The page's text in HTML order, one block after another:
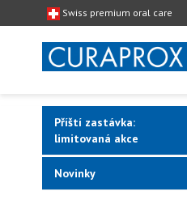
Swiss premium oral care
Příští zastávka:
limitovaná akce
Novinky